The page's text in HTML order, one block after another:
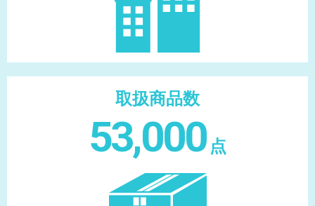
取扱商品数
53,000 点